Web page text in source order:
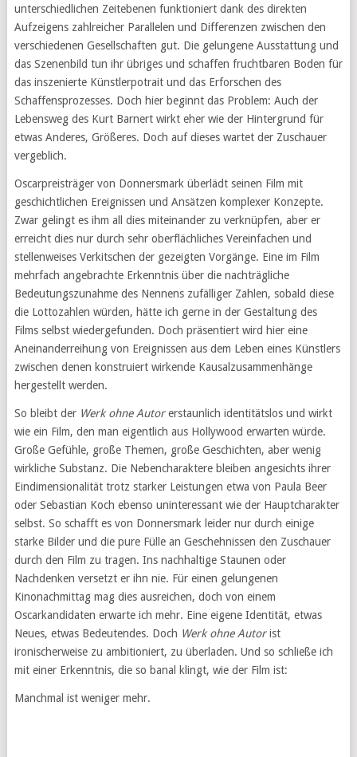
unterschiedlichen Zeitebenen funktioniert dank des direkten
Aufzeigens zahlreicher Parallelen und Differenzen zwischen den
verschiedenen Gesellschaften gut. Die gelungene Ausstattung und
das Szenenbild tun ihr übriges und schaffen fruchtbaren Boden für
das inszenierte Künstlerpotrait und das Erforschen des
Schaffensprozesses. Doch hier beginnt das Problem: Auch der
Lebensweg des Kurt Barnert wirkt eher wie der Hintergrund für
etwas Anderes, Größeres. Doch auf dieses wartet der Zuschauer
vergeblich.
Oscarpreisträger von Donnersmark überlädt seinen Film mit
geschichtlichen Ereignissen und Ansätzen komplexer Konzepte.
Zwar gelingt es ihm all dies miteinander zu verknüpfen, aber er
erreicht dies nur durch sehr oberflächliches Vereinfachen und
stellenweises Verkitschen der gezeigten Vorgänge. Eine im Film
mehrfach angebrachte Erkenntnis über die nachträgliche
Bedeutungszunahme des Nennens zufälliger Zahlen, sobald diese
die Lottozahlen würden, hätte ich gerne in der Gestaltung des
Films selbst wiedergefunden. Doch präsentiert wird hier eine
Aneinanderreihung von Ereignissen aus dem Leben eines Künstlers
zwischen denen konstruiert wirkende Kausalzusammenhänge
hergestellt werden.
So bleibt der Werk ohne Autorerstaunlich identitätslos und wirkt
wie ein Film, den man eigentlich aus Hollywood erwarten würde.
Große Gefühle, große Themen, große Geschichten, aber wenig
wirkliche Substanz. Die Nebencharaktere bleiben angesichts ihrer
Eindimensionalität trotz starker Leistungen etwa von Paula Beer
oder Sebastian Koch ebenso uninteressant wie der Hauptcharakter
selbst. So schafft es von Donnersmark leider nur durch einige
starke Bilder und die pure Fülle an Geschehnissen den Zuschauer
durch den Film zu tragen. Ins nachhaltige Staunen oder
Nachdenken versetzt er ihn nie. Für einen gelungenen
Kinonachmittag mag dies ausreichen, doch von einem
Oscarkandidaten erwarte ich mehr. Eine eigene Identität, etwas
Neues, etwas Bedeutendes. Doch Werk ohne Autorist
ironischerweise zu ambitioniert, zu überladen. Und so schließe ich
mit einer Erkenntnis, die so banal klingt, wie der Film ist:
Manchmal ist weniger mehr.